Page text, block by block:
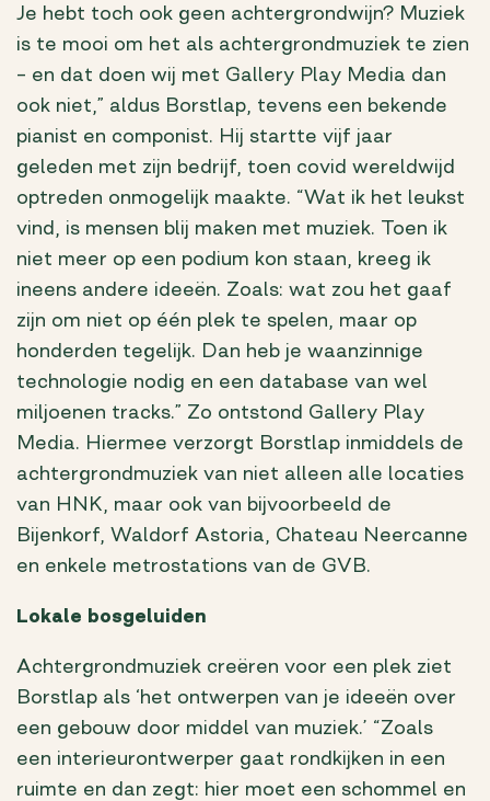
Je hebt toch ook geen achtergrondwijn? Muziek
is te mooi om het als achtergrondmuziek te zien
– en dat doen wij met Gallery Play Media dan
ook niet,” aldus Borstlap, tevens een bekende
pianist en componist. Hij startte vijf jaar
geleden met zijn bedrijf, toen covid wereldwijd
optreden onmogelijk maakte. “Wat ik het leukst
vind, is mensen blij maken met muziek. Toen ik
niet meer op een podium kon staan, kreeg ik
ineens andere ideeën. Zoals: wat zou het gaaf
zijn om niet op één plek te spelen, maar op
honderden tegelijk. Dan heb je waanzinnige
technologie nodig en een database van wel
miljoenen tracks.” Zo ontstond Gallery Play
Media. Hiermee verzorgt Borstlap inmiddels de
achtergrondmuziek van niet alleen alle locaties
van HNK, maar ook van bijvoorbeeld de
Bijenkorf, Waldorf Astoria, Chateau Neercanne
en enkele metrostations van de GVB.
Lokale bosgeluiden
Achtergrondmuziek creëren voor een plek ziet
Borstlap als ‘het ontwerpen van je ideeën over
een gebouw door middel van muziek.’ “Zoals
een interieurontwerper gaat rondkijken in een
ruimte en dan zegt: hier moet een schommel en